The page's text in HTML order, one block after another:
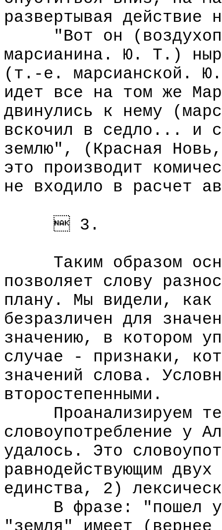
развертывая
"Вот он
марсианина. Ю. Т.)
(т.-е. марсианской.
идет все на том же
двинулись к нему
вскочил в седло... и
землю", (Красная
это производит
не входило в расчет
 3.
Таким образом
позволяет слову
плану. Мы видели, как
безразличен для
значению, в котором
случае - признаки,
значений слова.
второстепенными.
Проанализируем
словоупотребление у
удалось. Это
равнодействующим
единства, 2)
В фразе: "пошел у